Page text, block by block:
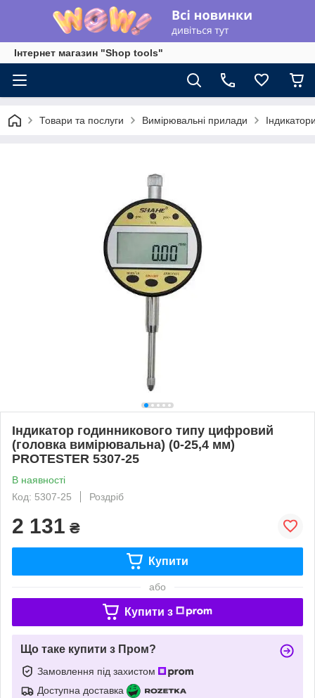
Інтернет магазин "Shop tools"
Товари та послуги Вимірювальні прилади
Індикатор годинникового типу цифровий
(головка вимірювальна) (0-25,4 мм)
PROTESTER 5307-25
В наявності
Код: 5307-25
Роздріб
2 131 ₴
Купити
або
Купити з
Що таке купити з Пром?
Замовлення під захистом
Доступна доставка